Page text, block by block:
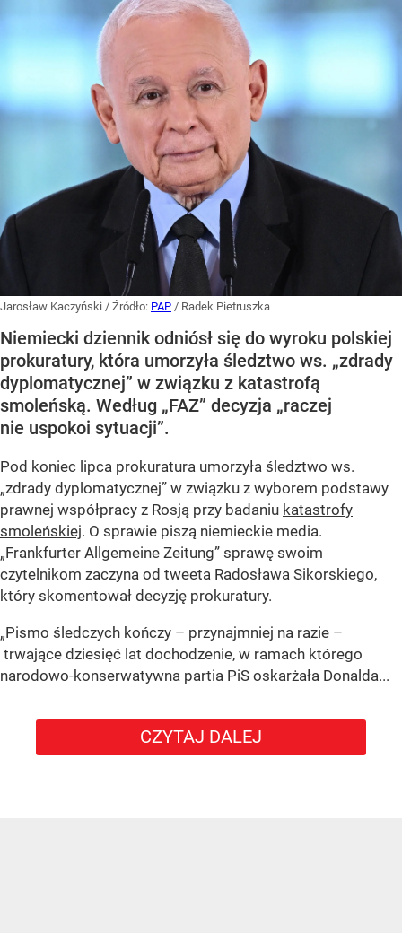
Jarosław Kaczyński / Źródło: PAP / Radek Pietruszka
Niemiecki dziennik odniósł się do wyroku polskiej
prokuratury, która umorzyła śledztwo ws. „zdrady
dyplomatycznej” w związku z katastrofą
smoleńską. Według „FAZ” decyzja „raczej
nie uspokoi sytuacji”.
Pod koniec lipca prokuratura umorzyła śledztwo ws.
„zdrady dyplomatycznej” w związku z wyborem podstawy
prawnej współpracy z Rosją przy badaniu katastrofy
smoleńskiej. O sprawie piszą niemieckie media.
„Frankfurter Allgemeine Zeitung” sprawę swoim
czytelnikom zaczyna od tweeta Radosława Sikorskiego,
który skomentował decyzję prokuratury.
„Pismo śledczych kończy – przynajmniej na razie –
trwające dziesięć lat dochodzenie, w ramach którego
narodowo-konserwatywna partia PiS oskarżała Donalda...
CZYTAJ DALEJ